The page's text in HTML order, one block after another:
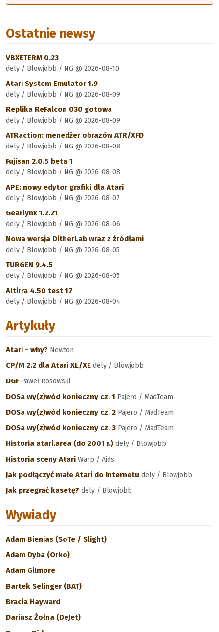
Ostatnie newsy
VBXETERM 0.23
dely / Blowjobb / NG @ 2026-08-10
Atari System Emulator 1.9
dely / Blowjobb / NG @ 2026-08-09
Replika ReFalcon 030 gotowa
dely / Blowjobb / NG @ 2026-08-09
ATRaction: menedżer obrazów ATR/XFD
dely / Blowjobb / NG @ 2026-08-08
Fujisan 2.0.5 beta 1
dely / Blowjobb / NG @ 2026-08-08
APE: nowy edytor grafiki dla Atari
dely / Blowjobb / NG @ 2026-08-07
Gearlynx 1.2.21
dely / Blowjobb / NG @ 2026-08-06
Nowa wersja DitherLab wraz z źródłami
dely / Blowjobb / NG @ 2026-08-05
TURGEN 9.4.5
dely / Blowjobb / NG @ 2026-08-05
Altirra 4.50 test 17
dely / Blowjobb / NG @ 2026-08-04
Artykuły
Atari - why? Newton
CP/M 2.2 dla Atari XL/XE dely / Blowjobb
DGF Paweł Rosowski
DOSa wy(z)wód konieczny cz. 1 Pajero / MadTeam
DOSa wy(z)wód konieczny cz. 2 Pajero / MadTeam
DOSa wy(z)wód konieczny cz. 3 Pajero / MadTeam
Historia atari.area (do 2001 r.) dely / Blowjobb
Historia sceny Atari Warp / Aids
Jak podłączyć małe Atari do Internetu dely / Blowjobb
Jak przegrać kasetę? dely / Blowjobb
Wywiady
Adam Bienias (SoTe / Slight)
Adam Dyba (Orko)
Adam Gilmore
Bartek Selinger (BAT)
Bracia Hayward
Dariusz Żołna (DeJet)